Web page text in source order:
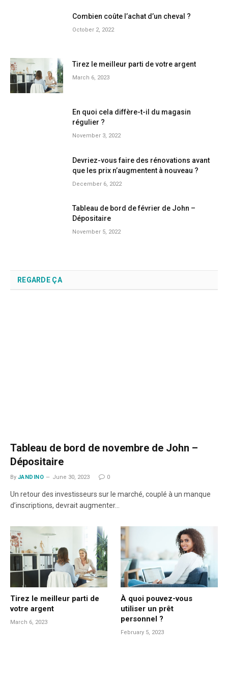
Combien coûte l’achat d’un cheval ?
October 2, 2022
Tirez le meilleur parti de votre argent
March 6, 2023
En quoi cela diffère-t-il du magasin
régulier ?
November 3, 2022
Devriez-vous faire des rénovations avant
que les prix n’augmentent à nouveau ?
December 6, 2022
Tableau de bord de février de John –
Dépositaire
November 5, 2022
REGARDE ÇA
Tableau de bord de novembre de John –
Dépositaire
By JANDINO June 30, 2023 0
Un retour des investisseurs sur le marché, couplé à un manque
d’inscriptions, devrait augmenter…
Tirez le meilleur parti de
votre argent
March 6, 2023
À quoi pouvez-vous
utiliser un prêt
personnel ?
February 5, 2023